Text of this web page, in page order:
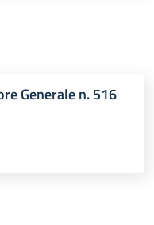
Generale n. 516